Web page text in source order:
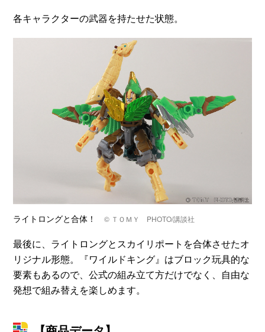
各キャラクターの武器を持たせた状態。
ライトロングと合体！© ＴＯＭＹ PHOTO/講談社
最後に、ライトロングとスカイリポートを合体させたオ
リジナル形態。『ワイルドキング』はブロック玩具的な
要素もあるので、公式の組み立て方だけでなく、自由な
発想で組み替えを楽しめます。